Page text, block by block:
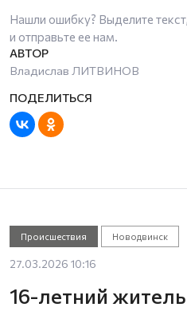
Нашли ошибку? Выделите
и отправьте ее нам.
Владислав ЛИТВИНОВ
Происшествия Новодвинск
27.03.2026 10:16
16-летний